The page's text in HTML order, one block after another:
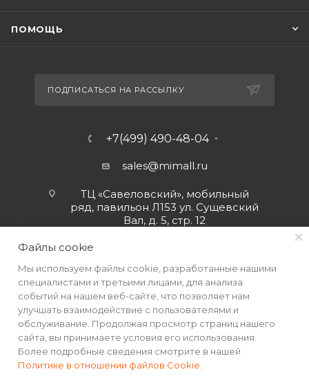
ПОМОЩЬ
ПОДПИСАТЬСЯ НА РАССЫЛКУ
+7(499) 490-48-04
sales@mimall.ru
ТЦ «Савеловский», мобильный
ряд, павильон Л153 ул. Сущевский
Вал, д. 5, стр. 12
2026 © Интернет-магазин MiMall® • Не является публичной
Файлы cookie
Мы используем файлы cookie, разработанные нашими
специалистами и третьими лицами, для анализа
событий на нашем веб-сайте, что позволяет нам
улучшать взаимодействие с пользователями и
обслуживание. Продолжая просмотр страниц нашего
сайта, вы принимаете условия его использования.
Более подробные сведения смотрите в нашей
Политике в отношении файлов Cookie